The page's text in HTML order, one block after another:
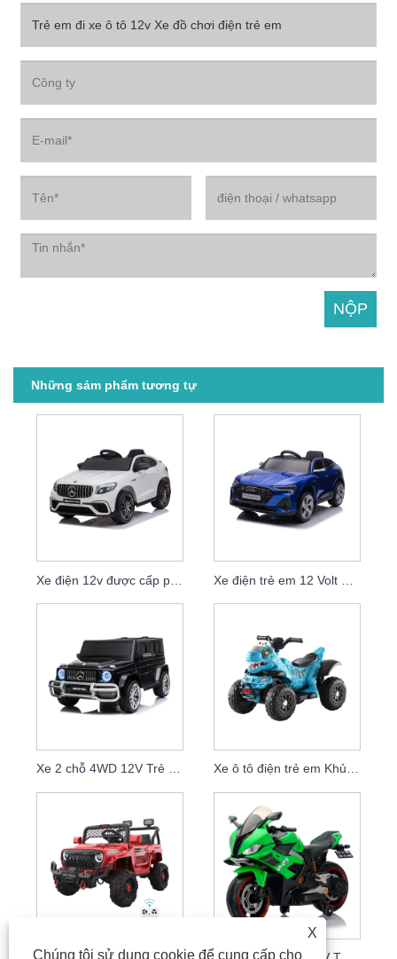
Những sảm phẩm tương tự
Xe điện 12v được cấp phép cho trẻ em đi xe ô tô có điều khiển từ xa
Xe 2 chỗ 4WD 12V Trẻ em Đi ô tô Xe ô tô điện trẻ em Khủng long ATV
X
Chúng tôi sử dụng cookie để cung cấp cho